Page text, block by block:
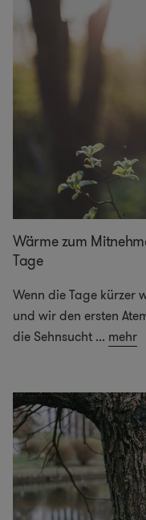
Wärme zum
Tage
Wenn die Tage kürzer
und wir den ersten
die Sehnsucht ... mehr